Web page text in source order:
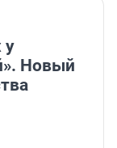
у
Новый